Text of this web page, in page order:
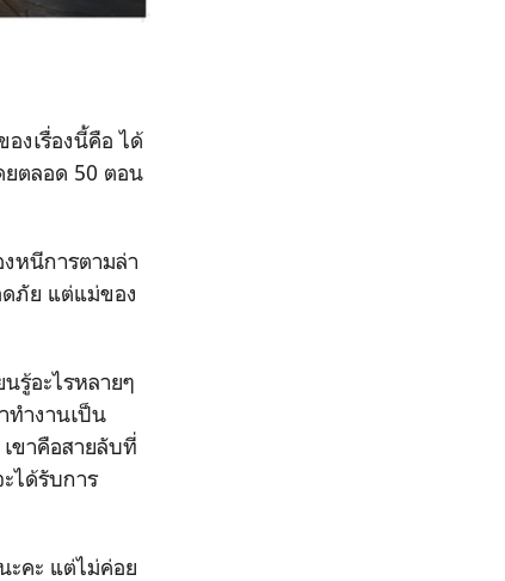
งเรื่องนี้คือ ได้
ยตลอด 50 ตอน
หนีการตามล่า
ดภัย แต่แม่ของ
รู้อะไรหลายๆ
ทำงานเป็น
ขาคือสายลับที่
ได้รับการ
ะคะ แต่ไม่ค่อย